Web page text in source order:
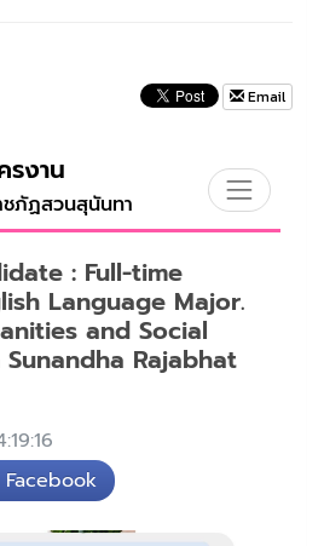
Email